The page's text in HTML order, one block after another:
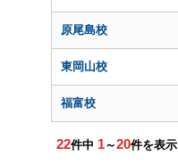
原尾島校
東岡山校
福富校
22件中 1～20件を表示